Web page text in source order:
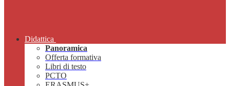
Didattica
Panoramica
Offerta formativa
Libri di testo
PCTO